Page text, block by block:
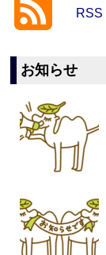
RSS
お知らせ